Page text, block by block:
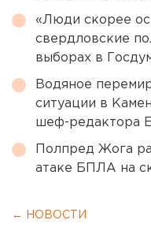
«Люди скорее
свердловские
выборах в
Водяное
ситуации в
шеф-редактора
Полпред Жога
атаке БПЛА на
← НОВОСТИ